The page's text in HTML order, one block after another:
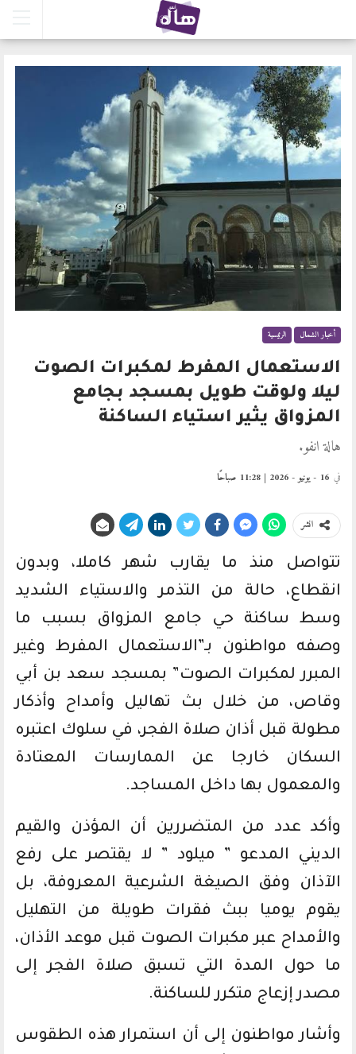
أخبار الشمال الرئيسية
الاستعمال المفرط لمكبرات الصوت
ليلا ولوقت طويل بمسجد بجامع
المزواق يثير استياء الساكنة
هالة انفو.
في 16 - يونيو - 2026 | 11:28 صباحًا
انشر
تتواصل منذ ما يقارب شهر كاملا، وبدون
انقطاع، حالة من التذمر والاستياء الشديد
وسط ساكنة حي جامع المزواق بسبب ما
وصفه مواطنون بـ”الاستعمال المفرط وغير
المبرر لمكبرات الصوت” بمسجد سعد بن أبي
وقاص، من خلال بث تهاليل وأمداح وأذكار
مطولة قبل أذان صلاة الفجر، في سلوك اعتبره
السكان خارجا عن الممارسات المعتادة
والمعمول بها داخل المساجد.
وأكد عدد من المتضررين أن المؤذن والقيم
الديني المدعو ” ميلود ” لا يقتصر على رفع
الآذان وفق الصيغة الشرعية المعروفة، بل
يقوم يوميا ببث فقرات طويلة من التهليل
والأمداح عبر مكبرات الصوت قبل موعد الأذان،
ما حول المدة التي تسبق صلاة الفجر إلى
مصدر إزعاج متكرر للساكنة.
وأشار مواطنون إلى أن استمرار هذه الطقوس